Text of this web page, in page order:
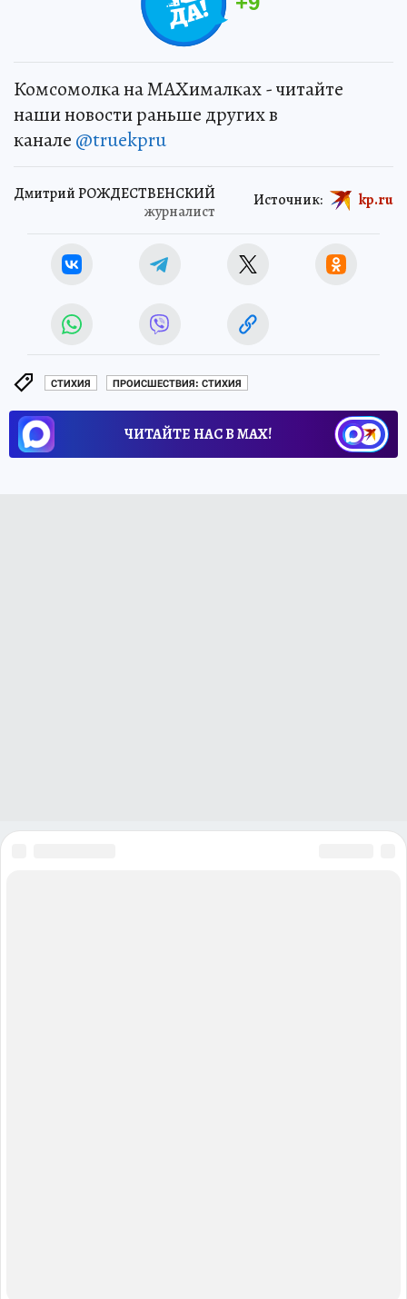
Комсомолка на MAXималках - читайте
наши новости раньше других в
канале @truekpru
Дмитрий РОЖДЕСТВЕНСКИЙ
журналист
Источник: kp.ru
СТИХИЯ ПРОИСШЕСТВИЯ: СТИХИЯ
ЧИТАЙТЕ НАС В МАХ!